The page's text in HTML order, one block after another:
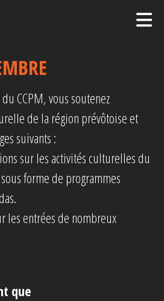
CCPM, vous soutenez
de la région prévôtoise et
suivants :
sur les activités culturelles du
forme de programmes
les entrées de nombreux
que